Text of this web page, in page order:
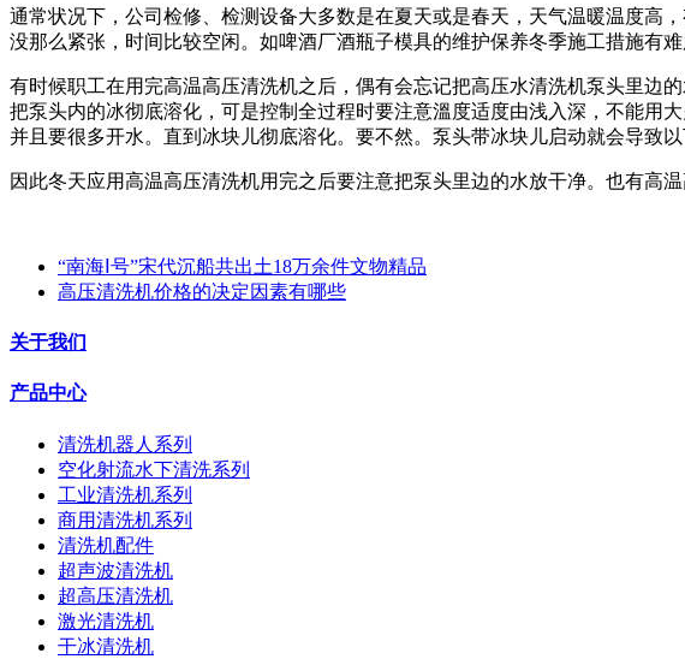
通常状况下，公司检修、检测设备大多数是在夏天或是春天，天气温暖温度高
没那么紧张，时间比较空闲。如啤酒厂酒瓶子模具的维护保养冬季施工措施有
有时候职工在用完高温高压清洗机之后，偶有会忘记把高压水清洗机泵头里边
把泵头内的冰彻底溶化，可是控制全过程时要注意溫度适度由浅入深，不能用
并且要很多开水。直到冰块儿彻底溶化。要不然。泵头带冰块儿启动就会导致
因此冬天应用高温高压清洗机用完之后要注意把泵头里边的水放干净。也有高
“南海Ⅰ号”宋代沉船共出土18万余件文物精品
高压清洗机价格的决定因素有哪些
关于我们
产品中心
清洗机器人系列
空化射流水下清洗系列
工业清洗机系列
商用清洗机系列
清洗机配件
超声波清洗机
超高压清洗机
激光清洗机
干冰清洗机